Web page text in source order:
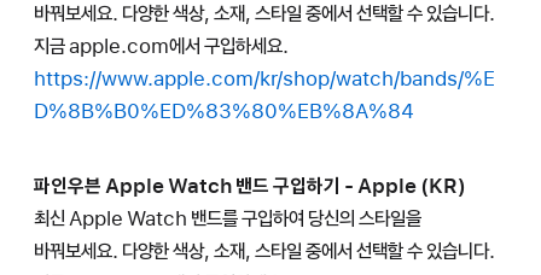
바꿔보세요. 다양한 색상, 소재, 스타일 중에서 선택할 수 있습니다.
지금 apple.com에서 구입하세요.
https://www.apple.com/kr/shop/watch/bands/%E
D%8B%B0%ED%83%80%EB%8A%84
파인우븐 Apple Watch 밴드 구입하기 - Apple (KR)
최신 Apple Watch 밴드를 구입하여 당신의 스타일을
바꿔보세요. 다양한 색상, 소재, 스타일 중에서 선택할 수 있습니다.